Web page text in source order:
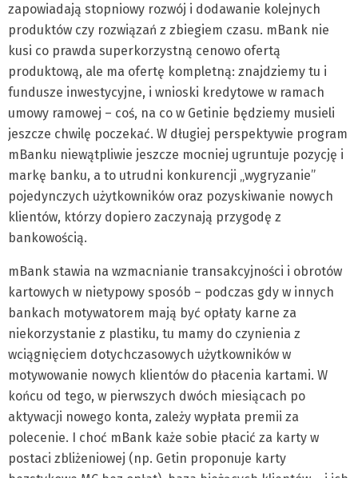
zapowiadają stopniowy rozwój i dodawanie kolejnych
produktów czy rozwiązań z zbiegiem czasu. mBank nie
kusi co prawda superkorzystną cenowo ofertą
produktową, ale ma ofertę kompletną: znajdziemy tu i
fundusze inwestycyjne, i wnioski kredytowe w ramach
umowy ramowej – coś, na co w Getinie będziemy musieli
jeszcze chwilę poczekać. W długiej perspektywie program
mBanku niewątpliwie jeszcze mocniej ugruntuje pozycję i
markę banku, a to utrudni konkurencji „wygryzanie”
pojedynczych użytkowników oraz pozyskiwanie nowych
klientów, którzy dopiero zaczynają przygodę z
bankowością.
mBank stawia na wzmacnianie transakcyjności i obrotów
kartowych w nietypowy sposób – podczas gdy w innych
bankach motywatorem mają być opłaty karne za
niekorzystanie z plastiku, tu mamy do czynienia z
wciągnięciem dotychczasowych użytkowników w
motywowanie nowych klientów do płacenia kartami. W
końcu od tego, w pierwszych dwóch miesiącach po
aktywacji nowego konta, zależy wypłata premii za
polecenie. I choć mBank każe sobie płacić za karty w
postaci zbliżeniowej (np. Getin proponuje karty